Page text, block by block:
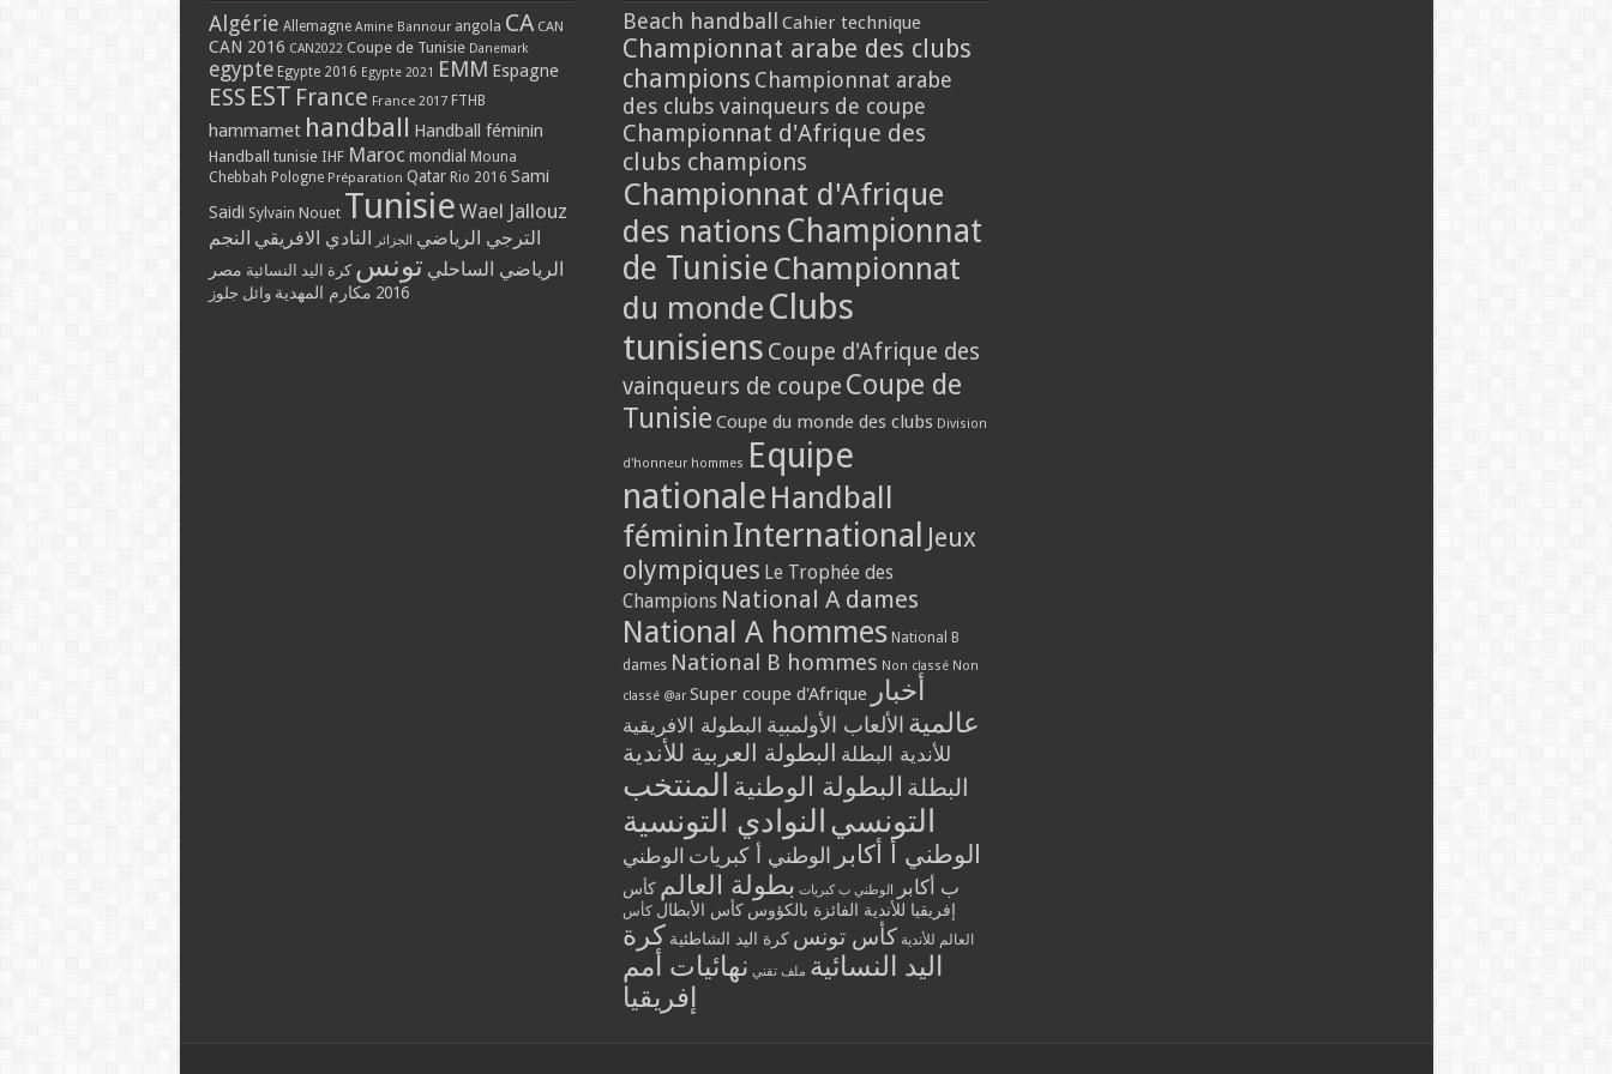
Algérie Allemagne Amine Bannour angola CA CAN
CAN 2016 CAN2022 Coupe de Tunisie Danemark
egypte Egypte 2016 Egypte 2021 EMM Espagne
ESS EST France France 2017 FTHB
hammamet handball Handball féminin
Handball tunisie IHF Maroc mondial Mouna
Chebbah Pologne Préparation Qatar Rio 2016 Sami
Saidi Sylvain Nouet Tunisie Wael Jallouz
الترجي الرياضي الجزائر النادي الافريقي النجم
الرياضي الساحلي تونس كرة اليد النسائية مصر
2016 مكارم المهدية وائل جلوز
Beach handball Cahier technique
Championnat arabe des clubs
champions Championnat arabe
des clubs vainqueurs de coupe
Championnat d'Afrique des
clubs champions
Championnat d'Afrique
des nations Championnat
de Tunisie Championnat
du monde Clubs
tunisiens Coupe d'Afrique des
vainqueurs de coupe Coupe de
Tunisie Coupe du monde des clubs Division
d'honneur hommes Equipe
nationale Handball
féminin International Jeux
olympiques Le Trophée des
Champions National A dames
National A hommes National B
dames National B hommes Non classé Non
classé @ar Super coupe d'Afrique أخبار
عالمية الألعاب الأولمبية البطولة الافريقية
للأندية البطلة البطولة العربية للأندية
البطلة البطولة الوطنية المنتخب
التونسي النوادي التونسية
الوطني أ أكابر الوطني أ كبريات الوطني
ب أكابر
الوطني ب كبريات بطولة العالم كأس
إفريقيا للأندية الفائزة بالكؤوس كأس الأبطال كأس
العالم للأندية كأس تونس كرة اليد الشاطئية كرة
اليد النسائية ملف تقني نهائيات أمم
إفريقيا